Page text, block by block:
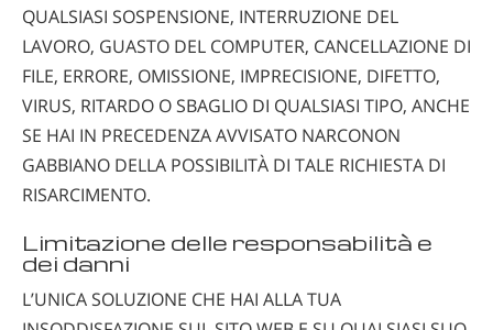
QUALSIASI SOSPENSIONE, INTERRUZIONE DEL
LAVORO, GUASTO DEL COMPUTER, CANCELLAZIONE DI
FILE, ERRORE, OMISSIONE, IMPRECISIONE, DIFETTO,
VIRUS, RITARDO O SBAGLIO DI QUALSIASI TIPO, ANCHE
SE HAI IN PRECEDENZA AVVISATO NARCONON
GABBIANO DELLA POSSIBILITÀ DI TALE RICHIESTA DI
RISARCIMENTO.
Limitazione delle responsabilità e
dei danni
L’UNICA SOLUZIONE CHE HAI ALLA TUA